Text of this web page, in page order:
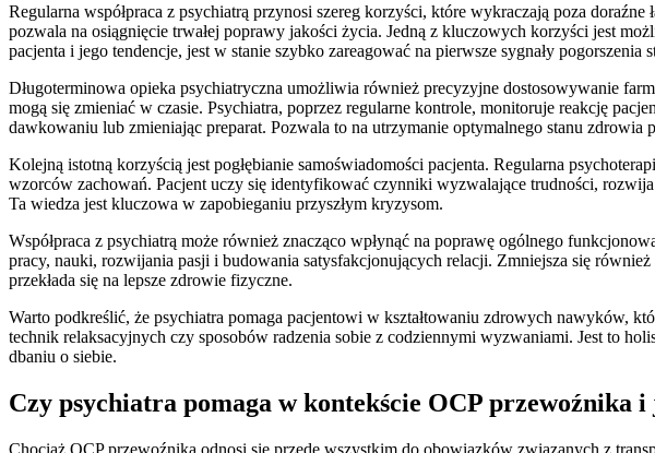
Regularna współpraca z psychiatrą przynosi szereg korzyści, które wykraczają poza
pozwala na osiągnięcie trwałej poprawy jakości życia. Jedną z kluczowych korzyści jest
pacjenta i jego tendencje, jest w stanie szybko zareagować na pierwsze sygnały
Długoterminowa opieka psychiatryczna umożliwia również precyzyjne dostosowywanie
mogą się zmieniać w czasie. Psychiatra, poprzez regularne kontrole, monitoruje reakcję
dawkowaniu lub zmieniając preparat. Pozwala to na utrzymanie optymalnego stanu
Kolejną istotną korzyścią jest pogłębianie samoświadomości pacjenta. Regularna
wzorców zachowań. Pacjent uczy się identyfikować czynniki wyzwalające trudności,
Ta wiedza jest kluczowa w zapobieganiu przyszłym kryzysom.
Współpraca z psychiatrą może również znacząco wpłynąć na poprawę ogólnego
pracy, nauki, rozwijania pasji i budowania satysfakcjonujących relacji. Zmniejsza się
przekłada się na lepsze zdrowie fizyczne.
Warto podkreślić, że psychiatra pomaga pacjentowi w kształtowaniu zdrowych nawyków,
technik relaksacyjnych czy sposobów radzenia sobie z codziennymi wyzwaniami. Jest to
dbaniu o siebie.
Czy psychiatra pomaga w kontekście OCP przewoźnika i